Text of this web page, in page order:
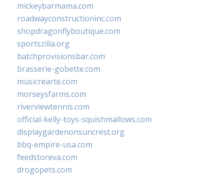
mickeybarmama.com
roadwayconstructioninc.com
shopdragonflyboutique.com
sportszilla.org
batchprovisionsbar.com
brasserie-gobette.com
musicrearte.com
morseysfarms.com
riverviewtennis.com
official-kelly-toys-squishmallows.com
displaygardenonsuncrest.org
bbq-empire-usa.com
feedstoreva.com
drogopets.com